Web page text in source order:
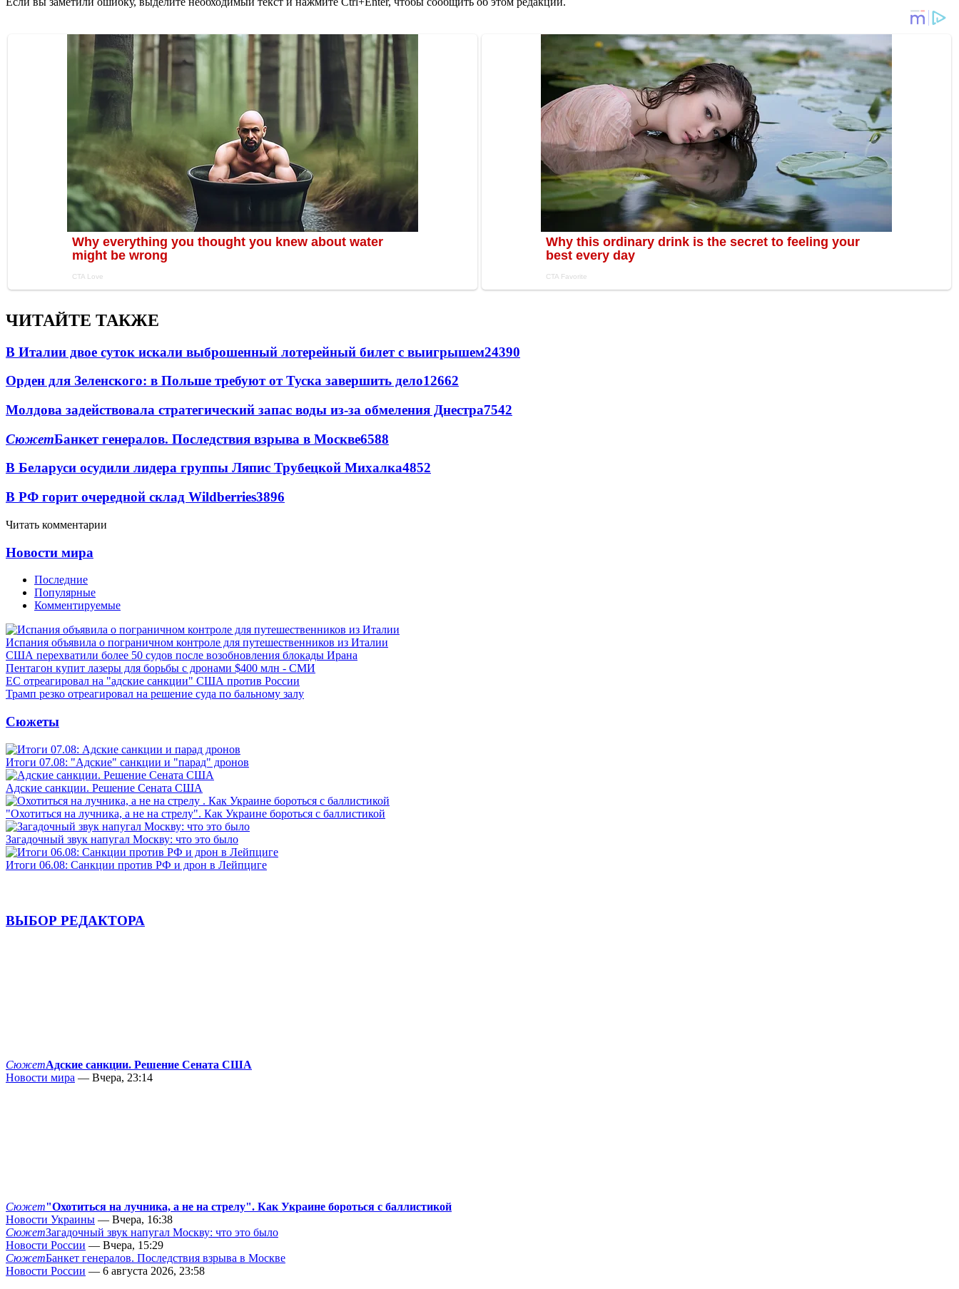
ЧИТАЙТЕ ТАКЖЕ
В Италии двое суток искали выброшенный лотерейный билет с выигрышем24390
Орден для Зеленского: в Польше требуют от Туска завершить дело12662
Молдова задействовала стратегический запас воды из-за обмеления Днестра7542
СюжетБанкет генералов. Последствия взрыва в Москве6588
В Беларуси осудили лидера группы Ляпис Трубецкой Михалка4852
В РФ горит очередной склад Wildberries3896
Читать комментарии
Новости мира
Последние
Популярные
Комментируемые
Испания объявила о пограничном контроле для путешественников из Италии
США перехватили более 50 судов после возобновления блокады Ирана
Пентагон купит лазеры для борьбы с дронами $400 млн - СМИ
ЕС отреагировал на "адские санкции" США против России
Трамп резко отреагировал на решение суда по бальному залу
Сюжеты
Итоги 07.08: "Адские" санкции и "парад" дронов
Адские санкции. Решение Сената США
"Охотиться на лучника, а не на стрелу". Как Украине бороться с баллистикой
Загадочный звук напугал Москву: что это было
Итоги 06.08: Санкции против РФ и дрон в Лейпциге
ВЫБОР РЕДАКТОРА
СюжетАдские санкции. Решение Сената США
Новости мира — Вчера, 23:14
Сюжет"Охотиться на лучника, а не на стрелу". Как Украине бороться с баллистикой
Новости Украины — Вчера, 16:38
СюжетЗагадочный звук напугал Москву: что это было
Новости России — Вчера, 15:29
СюжетБанкет генералов. Последствия взрыва в Москве
Новости России — 6 августа 2026, 23:58